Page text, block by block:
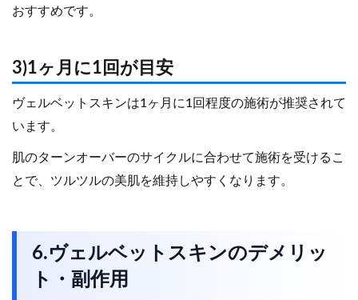
おすすめです。
3)1ヶ月に1回が目安
ヴェルベットスキンは1ヶ月に1回程度の施術が推奨されて
います。
肌のターンオーバーのサイクルに合わせて施術を受けるこ
とで、ツルツルの美肌を維持しやすくなります。
6.ヴェルベットスキンのデメリッ
ト・副作用